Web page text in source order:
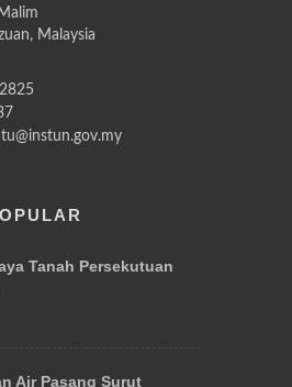
Malaysia
Tanah Persekutuan
Air Pasang Surut